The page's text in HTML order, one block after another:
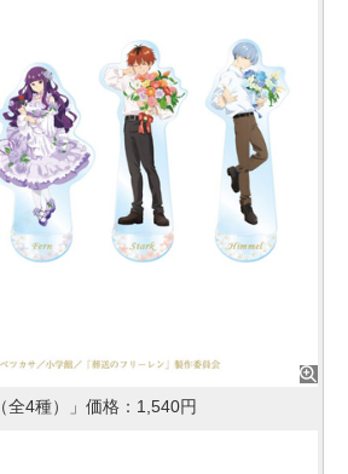
全4種）」価格：1,540円